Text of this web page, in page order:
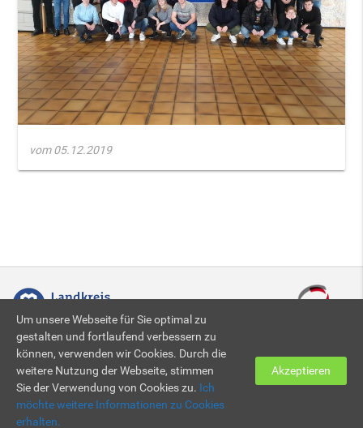
vom 05.12.2019
Zertifiziert nach DIN EN ISO 9001:2015
© 2026 KBBZ Neunkirchen
Um unsere Webseite für Sie optimal zu
gestalten und fortlaufend verbessern zu
können, verwenden wir Cookies. Durch die
weitere Nutzung der Webseite, stimmen
Sie der Verwendung von Cookies zu. Ich
möchte weitere Informationen zu Cookies
erhalten.
Akzeptieren